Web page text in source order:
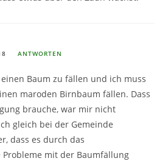
ANTWORTEN
Baum zu fällen und ich muss
maroden Birnbaum fällen. Dass
brauche, war mir nicht
gleich bei der Gemeinde
dass es durch das
mit der Baumfällung